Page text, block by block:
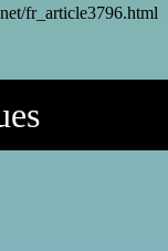
fr_article3796.html